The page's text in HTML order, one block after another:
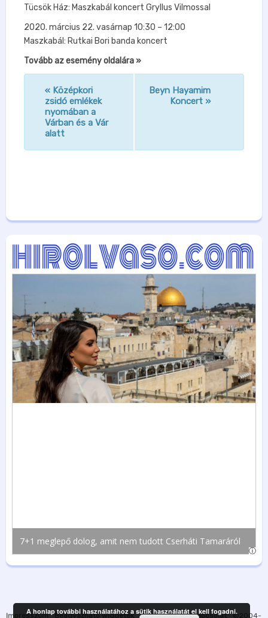
Tücsök Ház: Maszkabál koncert Gryllus Vilmossal
2020. március 22. vasárnap 10:30 – 12:00
Maszkabál: Rutkai Bori banda koncert
Tovább az esemény oldalára »
i
i
« Középkori
zsidó emlékek
nyomában a
Várban és a Vár
alatt
Beyn Hayamim
Koncert »
Impresszum Beágyazható widgetek Adatvédelem Kapcsolat ©2004-
A honlap további használatához a sütik használatát el kell fogadni.